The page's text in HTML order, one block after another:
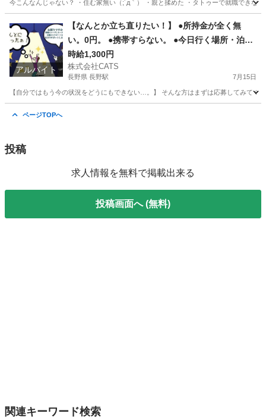
今こんなんじゃない？ ・住む家無い（;´д｀） ・親と揉めた ・タトゥーで就職できな
天神駅 仕分け 住み込み
アルバイト
【なんとか立ち直りたい！】 ●所持金が全く無
い。0円。 ●携帯すらない。 ●今日行く場所・泊る
ところが無い。即対応！状況次第で支援もOK！
こんな状況でも応募OK！！-長野
時給1,300円
株式会社CATS
長野県 長野駅 7月15日
【自分ではもう今の状況をどうにもできない…。】 そんな方はまずは応募してみて
ページTOPへ
投稿
求人情報を無料で掲載出来る
投稿画面へ (無料)
関連キーワード検索